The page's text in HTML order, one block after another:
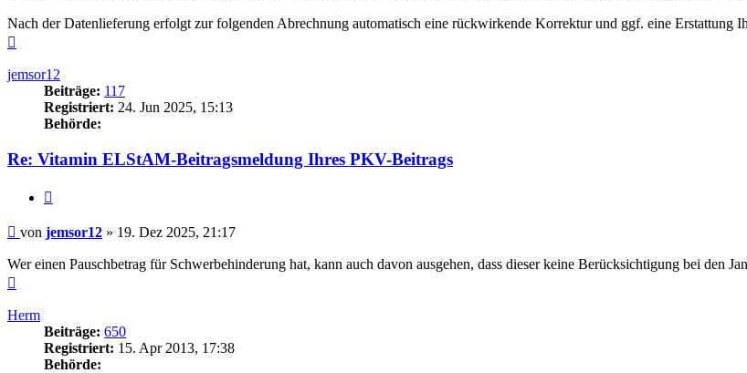
Nach der Datenlieferung erfolgt zur folgenden Abrechnung automatisch eine rückwirkende Korrektur und ggf. eine Erstattung
jemsor12
Beiträge: 117
Registriert: 24. Jun 2025, 15:13
Behörde:
Re: Vitamin ELStAM-Beitragsmeldung Ihres PKV-Beitrags
Beitrag
von jemsor12 » 19. Dez 2025, 21:17
Wer einen Pauschbetrag für Schwerbehinderung hat, kann auch davon ausgehen, dass dieser keine Berücksichtigung bei den
Herm
Beiträge: 650
Registriert: 15. Apr 2013, 17:38
Behörde: